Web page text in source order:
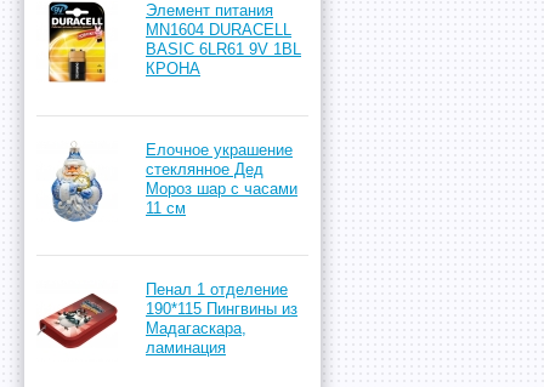
Элемент питания
MN1604 DURACELL
BASIC 6LR61 9V 1BL
КРОНА
Елочное украшение
стеклянное Дед
Мороз шар с часами
11 см
Пенал 1 отделение
190*115 Пингвины из
Мадагаскара,
ламинация